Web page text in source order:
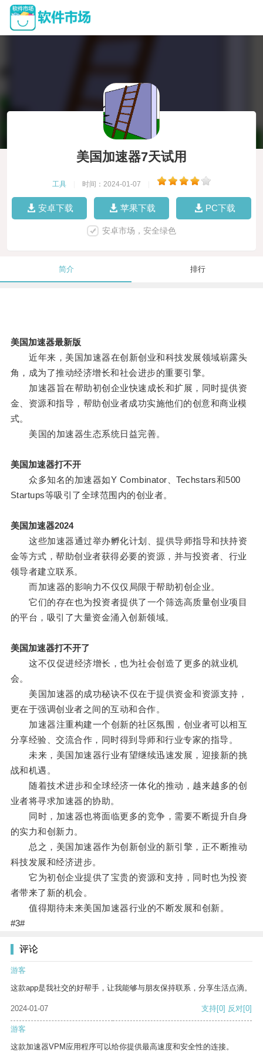
美国加速器7天试用
工具 时间：2024-01-07
安卓下载 苹果下载 PC下载
安卓市场，安全绿色
简介 排行
美国加速器最新版
近年来，美国加速器在创新创业和科技发展领域崭露头
角，成为了推动经济增长和社会进步的重要引擎。
加速器旨在帮助初创企业快速成长和扩展，同时提供资
金、资源和指导，帮助创业者成功实施他们的创意和商业模
式。
美国的加速器生态系统日益完善。
美国加速器打不开
众多知名的加速器如Y Combinator、Techstars和500
Startups等吸引了全球范围内的创业者。
美国加速器2024
这些加速器通过举办孵化计划、提供导师指导和扶持资
金等方式，帮助创业者获得必要的资源，并与投资者、行业
领导者建立联系。
而加速器的影响力不仅仅局限于帮助初创企业。
它们的存在也为投资者提供了一个筛选高质量创业项目
的平台，吸引了大量资金涌入创新领域。
美国加速器打不开了
这不仅促进经济增长，也为社会创造了更多的就业机
会。
美国加速器的成功秘诀不仅在于提供资金和资源支持，
更在于强调创业者之间的互动和合作。
加速器注重构建一个创新的社区氛围，创业者可以相互
分享经验、交流合作，同时得到导师和行业专家的指导。
未来，美国加速器行业有望继续迅速发展，迎接新的挑
战和机遇。
随着技术进步和全球经济一体化的推动，越来越多的创
业者将寻求加速器的协助。
同时，加速器也将面临更多的竞争，需要不断提升自身
的实力和创新力。
总之，美国加速器作为创新创业的新引擎，正不断推动
科技发展和经济进步。
它为初创企业提供了宝贵的资源和支持，同时也为投资
者带来了新的机会。
值得期待未来美国加速器行业的不断发展和创新。
#3#
评论
游客
这款app是我社交的好帮手，让我能够与朋友保持联系，分享生活点滴。
2024-01-07 支持[0] 反对[0]
游客
这款加速器VPM应用程序可以给你提供最高速度和安全性的连接。